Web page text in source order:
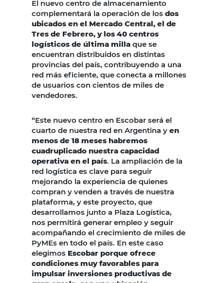
El nuevo centro de almacenamiento
complementará la operación de los dos
ubicados en el Mercado Central, el de
Tres de Febrero, y los 40 centros
logísticos de última milla que se
encuentran distribuidos en distintas
provincias del país, contribuyendo a una
red más eficiente, que conecta a millones
de usuarios con cientos de miles de
vendedores.
“Este nuevo centro en Escobar será el
cuarto de nuestra red en Argentina y en
menos de 18 meses habremos
cuadruplicado nuestra capacidad
operativa en el país. La ampliación de la
red logística es clave para seguir
mejorando la experiencia de quienes
compran y venden a través de nuestra
plataforma, y este proyecto, que
desarrollamos junto a Plaza Logística,
nos permitirá generar empleo y seguir
acompañando el crecimiento de miles de
PyMEs en todo el país. En este caso
elegimos Escobar porque ofrece
condiciones muy favorables para
impulsar inversiones productivas de